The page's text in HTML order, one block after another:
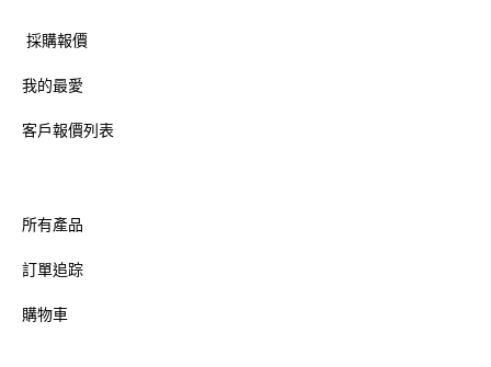
採購報價
我的最愛
客戶報價列表
所有產品
訂單追踪
購物車